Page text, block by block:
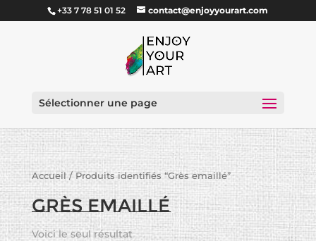
+33 7 78 51 01 52 contact@enjoyyourart.com
Sélectionner une page
Accueil/ Produits identifiés “Grès emaillé”
Grès emaillé
Voici le seul résultat